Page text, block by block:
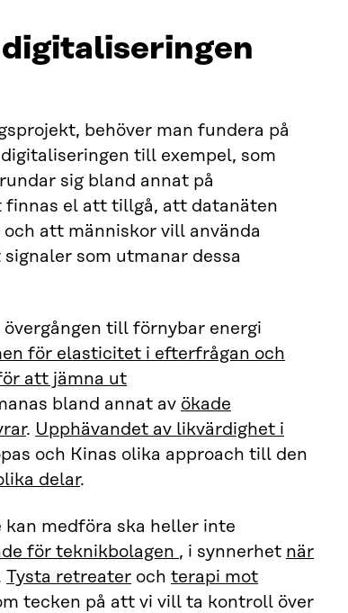
behöver man fundera på
till exempel, som
sig bland annat på
el att tillgå, att datanäten
att människor vill använda
som utmanar dessa
övergången till förnybar energi
för elasticitet i efterfrågan och
att jämna ut
bland annat av ökade
. Upphävandet av likvärdighet i
och Kinas olika approach till den
delar.
kan medföra ska heller inte
för teknikbolagen , i synnerhet när
Tysta retreater och terapi mot
tecken på att vi vill ta kontroll över